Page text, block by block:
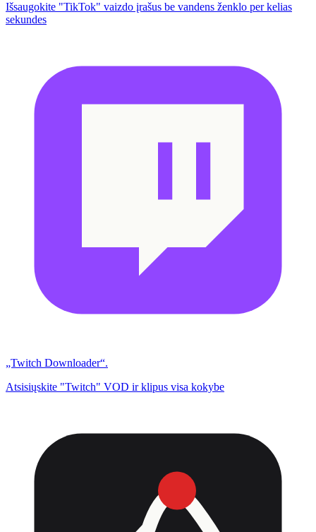
Išsaugokite "TikTok" vaizdo įrašus be vandens ženklo per kelias
sekundes
„Twitch Downloader“.
Atsisiųskite "Twitch" VOD ir klipus visa kokybe